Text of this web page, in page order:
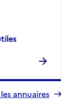
annuaires